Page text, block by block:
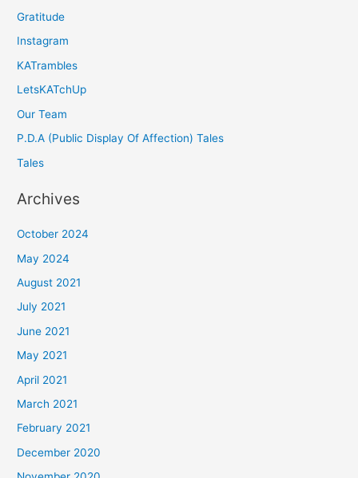
Gratitude
Instagram
KATrambles
LetsKATchUp
Our Team
P.D.A (Public Display Of Affection) Tales
Tales
Archives
October 2024
May 2024
August 2021
July 2021
June 2021
May 2021
April 2021
March 2021
February 2021
December 2020